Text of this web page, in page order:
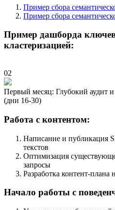
Пример сбора
Пример сбора
Пример дашборда
кластеризацией:
02
Первый месяц: Глубокий аудит
(дни 16-30)
Работа с контентом:
Написание и публикация
текстов
Оптимизация
запросы
Разработка контент-
Начало работы с